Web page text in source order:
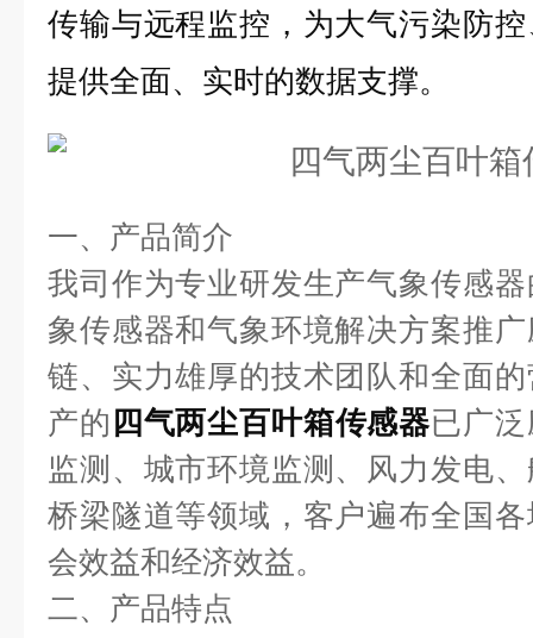
传输与远程监控，为大气污染防
提供全面、实时的数据支撑。
一、产品简介
我司作为专业研发生产气象传感
象传感器和气象环境解决方案推
链、实力雄厚的技术团队和全面
产的 四气两尘百叶箱传感器已广
监测、城市环境监测、风力发电
桥梁隧道等领域，客户遍布全国
会效益和经济效益。
二、产品特点